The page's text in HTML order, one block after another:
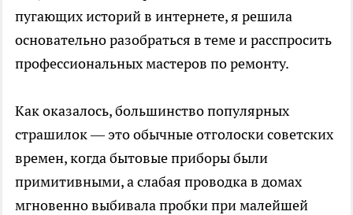
пугающих историй в интернете, я решила
основательно разобраться в теме и расспросить
профессиональных мастеров по ремонту.
Как оказалось, большинство популярных
страшилок — это обычные отголоски советских
времен, когда бытовые приборы были
примитивными, а слабая проводка в домах
мгновенно выбивала пробки при малейшей